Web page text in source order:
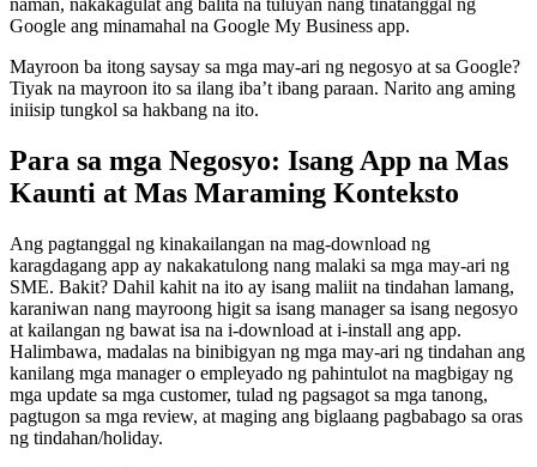
naman, nakakagulat ang balita na tuluyan nang tinatanggal ng
Google ang minamahal na Google My Business app.
Mayroon ba itong saysay sa mga may-ari ng negosyo at sa Google?
Tiyak na mayroon ito sa ilang iba’t ibang paraan. Narito ang aming
iniisip tungkol sa hakbang na ito.
Para sa mga Negosyo: Isang App na Mas
Kaunti at Mas Maraming Konteksto
Ang pagtanggal ng kinakailangan na mag-download ng
karagdagang app ay nakakatulong nang malaki sa mga may-ari ng
SME. Bakit? Dahil kahit na ito ay isang maliit na tindahan lamang,
karaniwan nang mayroong higit sa isang manager sa isang negosyo
at kailangan ng bawat isa na i-download at i-install ang app.
Halimbawa, madalas na binibigyan ng mga may-ari ng tindahan ang
kanilang mga manager o empleyado ng pahintulot na magbigay ng
mga update sa mga customer, tulad ng pagsagot sa mga tanong,
pagtugon sa mga review, at maging ang biglaang pagbabago sa oras
ng tindahan/holiday.